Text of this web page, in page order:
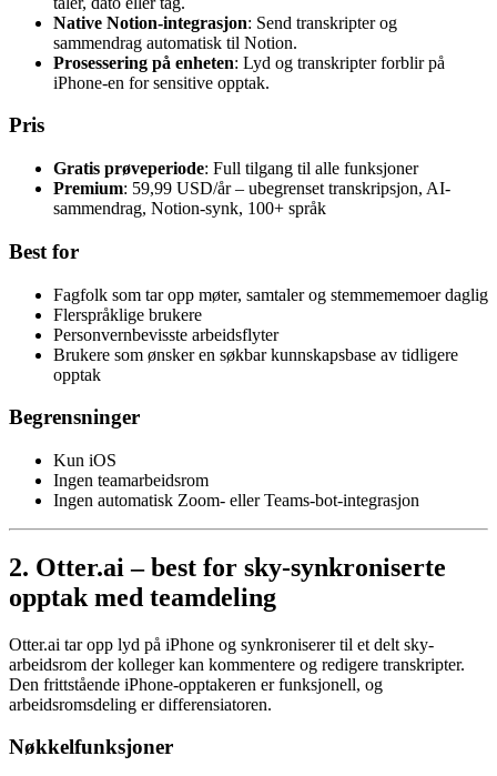
Native Notion-integrasjon: Send transkripter og
sammendrag automatisk til Notion.
Prosessering på enheten: Lyd og transkripter forblir på
iPhone-en for sensitive opptak.
Pris
Gratis prøveperiode: Full tilgang til alle funksjoner
Premium: 59,99 USD/år – ubegrenset transkripsjon, AI-
sammendrag, Notion-synk, 100+ språk
Best for
Fagfolk som tar opp møter, samtaler og stemmememoer daglig
Flerspråklige brukere
Personvernbevisste arbeidsflyter
Brukere som ønsker en søkbar kunnskapsbase av tidligere
opptak
Begrensninger
Kun iOS
Ingen teamarbeidsrom
Ingen automatisk Zoom- eller Teams-bot-integrasjon
2. Otter.ai – best for sky-synkroniserte
opptak med teamdeling
Otter.ai tar opp lyd på iPhone og synkroniserer til et delt sky-
arbeidsrom der kolleger kan kommentere og redigere transkripter.
Den frittstående iPhone-opptakeren er funksjonell, og
arbeidsromsdeling er differensiatoren.
Nøkkelfunksjoner